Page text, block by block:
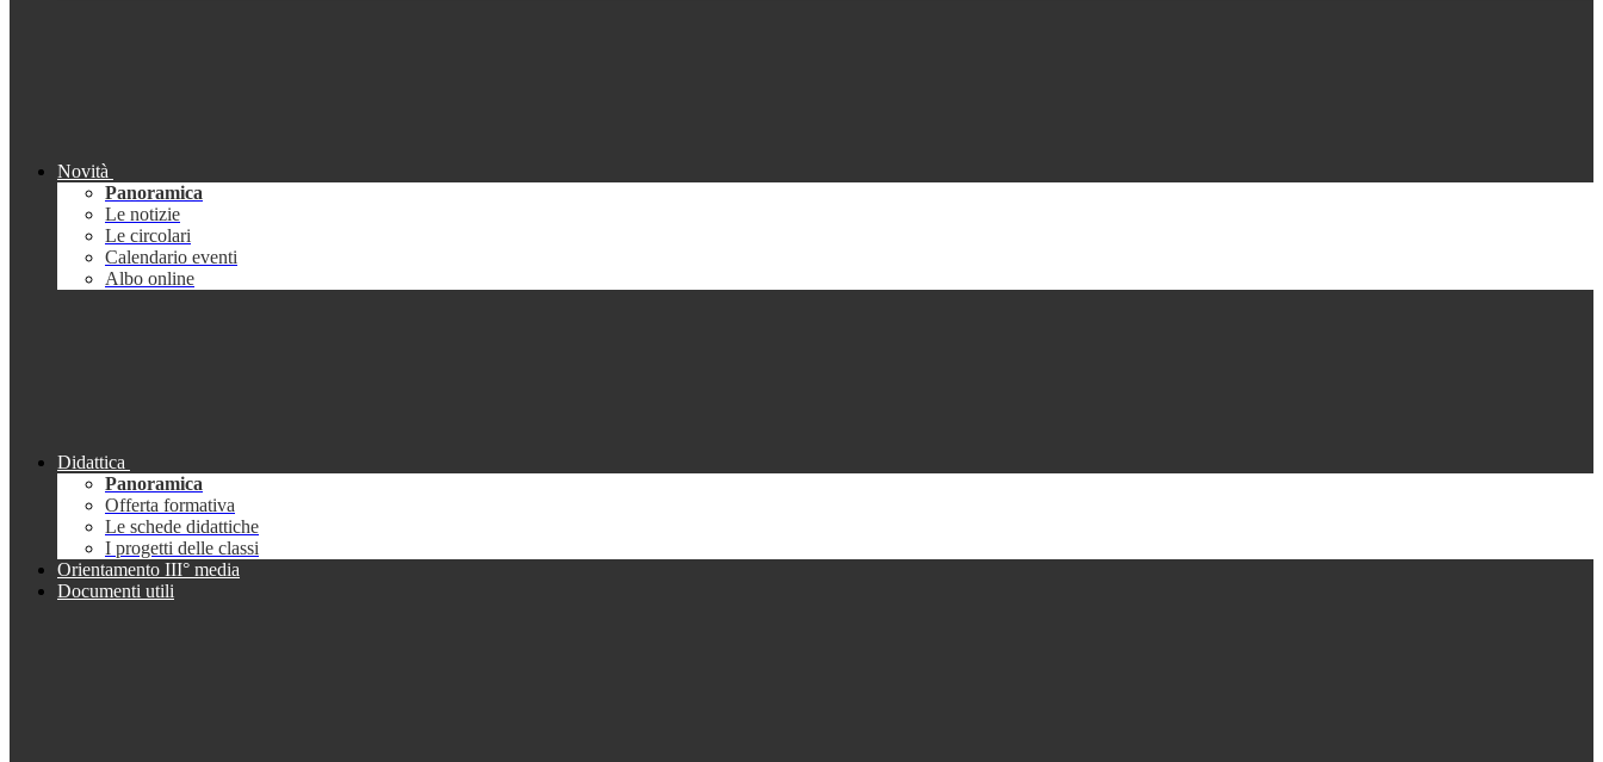
Novità
Panoramica
Le notizie
Le circolari
Calendario eventi
Albo online
Didattica
Panoramica
Offerta formativa
Le schede didattiche
I progetti delle classi
Orientamento III° media
Documenti utili